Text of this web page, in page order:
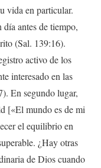
vida en particular.
antes de tiempo,
(Sal. 139:16).
activo de los
interesado en las
En segundo lugar,
[«El mundo es de mi
el equilibrio en
¿Hay otras
de Dios cuando